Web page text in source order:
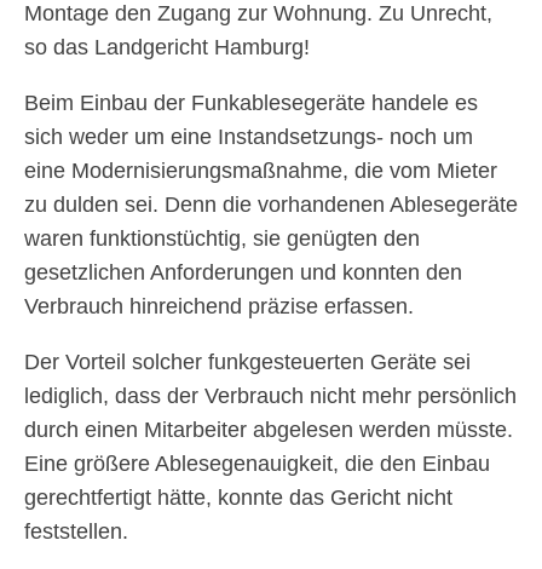
Montage den Zugang zur Wohnung. Zu Unrecht,
so das Landgericht Hamburg!
Beim Einbau der Funkablesegeräte handele es
sich weder um eine Instandsetzungs- noch um
eine Modernisierungsmaßnahme, die vom Mieter
zu dulden sei. Denn die vorhandenen Ablesegeräte
waren funktionstüchtig, sie genügten den
gesetzlichen Anforderungen und konnten den
Verbrauch hinreichend präzise erfassen.
Der Vorteil solcher funkgesteuerten Geräte sei
lediglich, dass der Verbrauch nicht mehr persönlich
durch einen Mitarbeiter abgelesen werden müsste.
Eine größere Ablesegenauigkeit, die den Einbau
gerechtfertigt hätte, konnte das Gericht nicht
feststellen.